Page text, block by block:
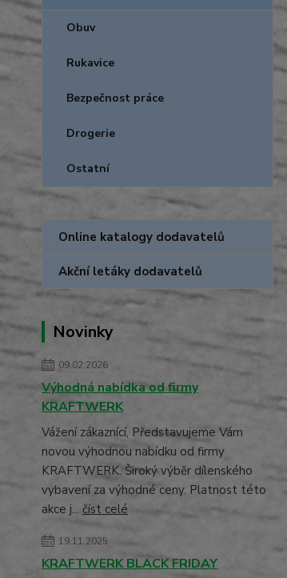
Obuv
Rukavice
Bezpečnost práce
Drogerie
Ostatní
Online katalogy dodavatelů
Akční letáky dodavatelů
Novinky
09.02.2026
Výhodná nabídka od firmy
KRAFTWERK
Vážení zákaznící, Představujeme Vám
novou výhodnou nabídku od firmy
KRAFTWERK. Široký výběr dílenského
vybavení za výhodné ceny. Platnost této
akce j... číst celé
19.11.2025
KRAFTWERK BLACK FRIDAY